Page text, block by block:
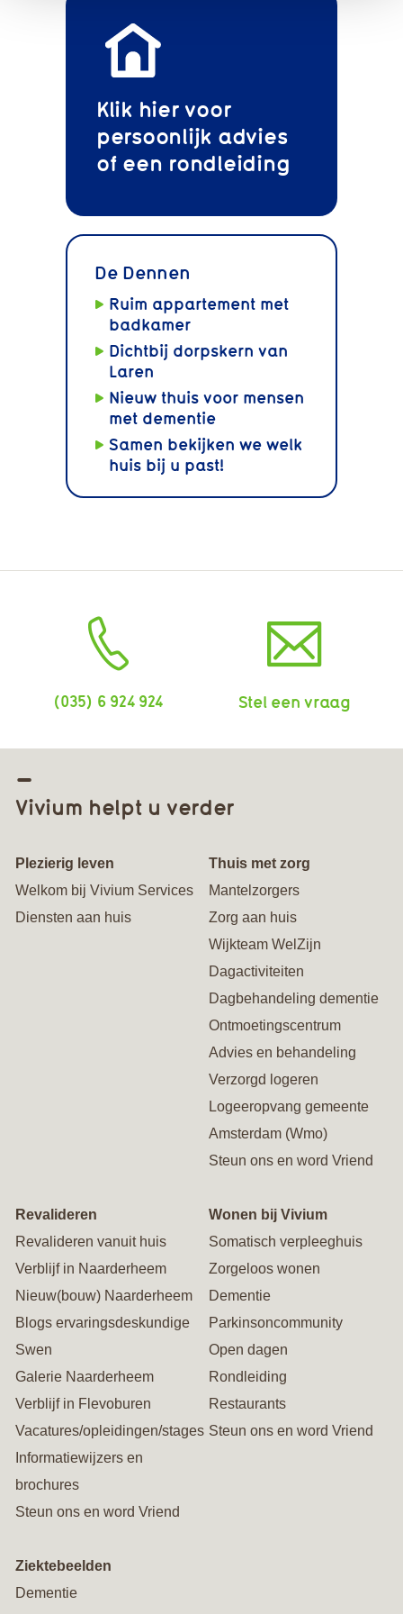
Klik hier voor
persoonlijk advies
of een rondleiding
De Dennen
Ruim appartement met
badkamer
Dichtbij dorpskern van
Laren
Nieuw thuis voor mensen
met dementie
Samen bekijken we welk
huis bij u past!
(035) 6 924 924 Stel een vraag
Vivium helpt u verder
Plezierig leven
Welkom bij Vivium Services
Diensten aan huis
Thuis met zorg
Mantelzorgers
Zorg aan huis
Wijkteam WelZijn
Dagactiviteiten
Dagbehandeling dementie
Ontmoetingscentrum
Advies en behandeling
Verzorgd logeren
Logeeropvang gemeente
Amsterdam (Wmo)
Steun ons en word Vriend
Revalideren
Revalideren vanuit huis
Verblijf in Naarderheem
Nieuw(bouw) Naarderheem
Blogs ervaringsdeskundige
Swen
Galerie Naarderheem
Verblijf in Flevoburen
Vacatures/opleidingen/stages
Informatiewijzers en
brochures
Steun ons en word Vriend
Wonen bij Vivium
Somatisch verpleeghuis
Zorgeloos wonen
Dementie
Parkinsoncommunity
Open dagen
Rondleiding
Restaurants
Steun ons en word Vriend
Ziektebeelden
Dementie